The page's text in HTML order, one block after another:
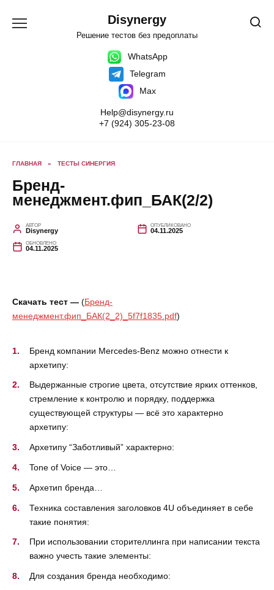
содержанию
Disynergy
Решение тестов без предоплаты
WhatsApp
Telegram
Max
Help@disynergy.ru
+7 (924) 305-23-08
ГЛАВНАЯ » ТЕСТЫ СИНЕРГИЯ
Бренд-
менеджмент.фип_БАК(2/2)
АВТОР
Disynergy
ОПУБЛИКОВАНО
04.11.2025
ОБНОВЛЕНО
04.11.2025
Скачать тест — (Бренд-
менеджмент.фип_БАК(2_2)_5f7f1835.pdf)
Бренд компании Mercedes-Benz можно отнести к
архетипу:
Выдержанные строгие цвета, отсутствие ярких оттенков,
стремление к контролю и порядку, поддержка
существующей структуры — всё это характерно
архетипу:
Архетипу “Заботливый” характерно:
Tone of Voice — это…
Архетип бренда…
Техника составления заголовков 4U объединяет в себе
такие понятия:
При использовании сторителлинга при написании текста
важно учесть такие элементы:
Для создания бренда необходимо: